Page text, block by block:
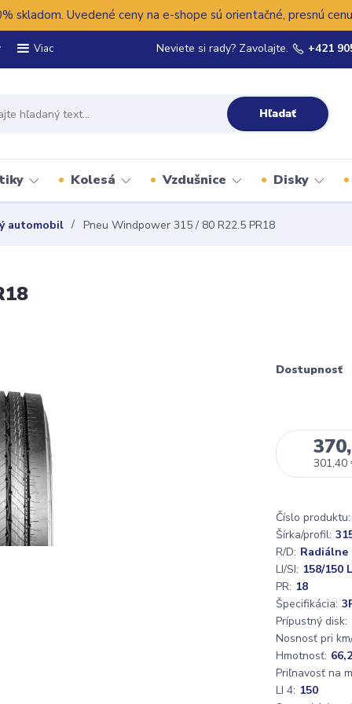
skladom. Uvedené ceny na e-shope sú orientačné, presnú
Viac
Hľadať
Neviete si rady? Zavolajte. +421
Kolesá Vzdušnice Disky
automobil Pneu Windpower 315 / 80 R22.5 PR18
Dostupnosť
301,40
Číslo produktu:
Šírka/profil:
R/D: Radiálne
LI/SI: 158/150
PR: 18
Špecifikácia:
Prípustný disk:
Nosnosť pri
Hmotnosť:
Priľnavosť na
LI 4: 150